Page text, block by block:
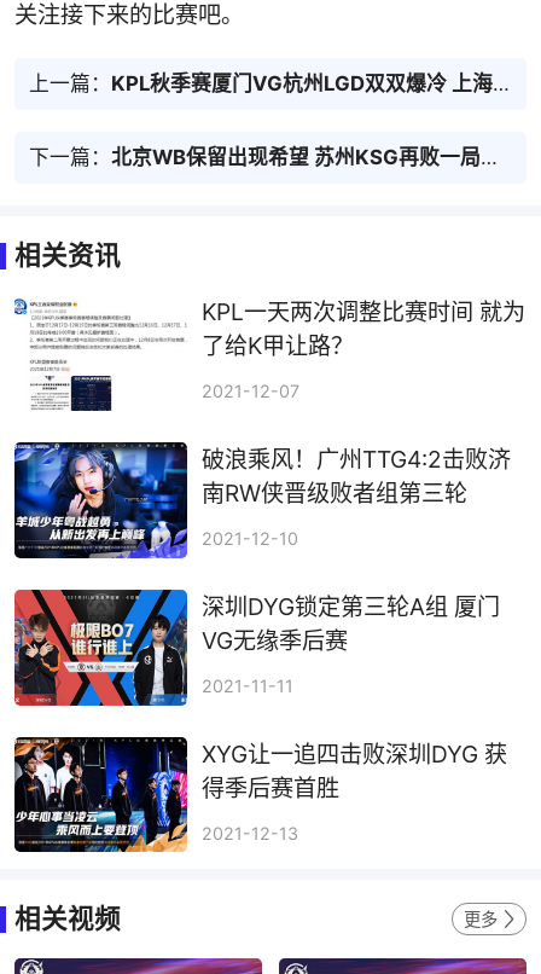
关注接下来的比赛吧。
上一篇： KPL秋季赛厦门VG杭州LGD双双爆冷 上海双雄拒绝大结局
下一篇： 北京WB保留出现希望 苏州KSG再败一局感觉今年难了
相关资讯
KPL一天两次调整比赛时间 就为
了给K甲让路？
2021-12-07
破浪乘风！广州TTG4:2击败济
南RW侠晋级败者组第三轮
2021-12-10
深圳DYG锁定第三轮A组 厦门
VG无缘季后赛
2021-11-11
XYG让一追四击败深圳DYG 获
得季后赛首胜
2021-12-13
相关视频 更多